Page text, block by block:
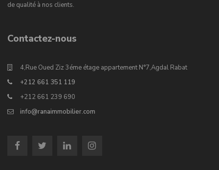
de qualité à nos clients.
Contactez-nous
4,Rue Oued Ziz 3éme étage appartement N°7,Agdal Rabat
+212 661 351 119
+212 661 239 690
info@ranaimmobilier.com